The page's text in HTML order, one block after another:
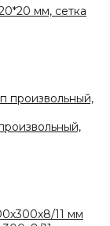
мм, сетка